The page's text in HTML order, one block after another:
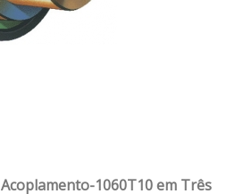
Acoplamento-1060T10 em Três